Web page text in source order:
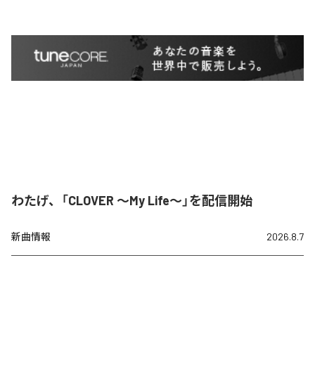
わたげ、「CLOVER ～My Life～」を配信開始
新曲情報 2026.8.7